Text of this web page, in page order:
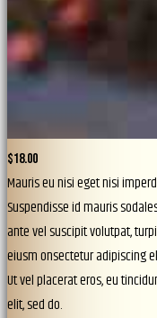
$18.00
Mauris eu nisi eget nisi
Suspendisse id mauris
ante vel suscipit volutpat,
eiusm onsectetur adipiscing
Ut vel placerat eros, eu
elit, sed do.